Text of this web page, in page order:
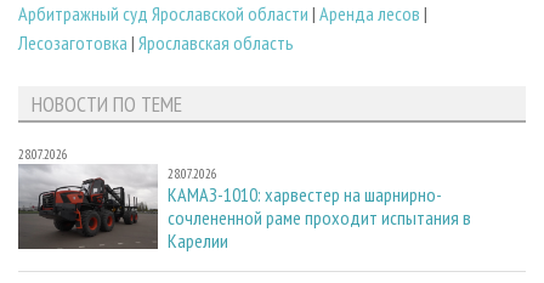
Арбитражный суд Ярославской области | Аренда лесов |
Лесозаготовка | Ярославская область
НОВОСТИ ПО ТЕМЕ
28.07.2026
28.07.2026
КАМАЗ-1010: харвестер на шарнирно-
сочлененной раме проходит испытания в
Карелии